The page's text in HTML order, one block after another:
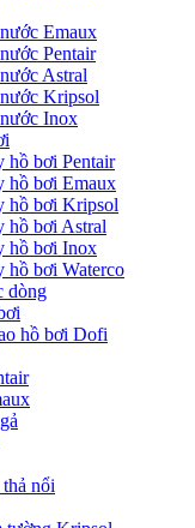
Emaux
Pentair
Astral
Kripsol
Inox
hồ bơi Pentair
hồ bơi Emaux
hồ bơi Kripsol
hồ bơi Astral
hồ bơi Inox
hồ bơi Waterco
dòng
hồ bơi Dofi
nổi